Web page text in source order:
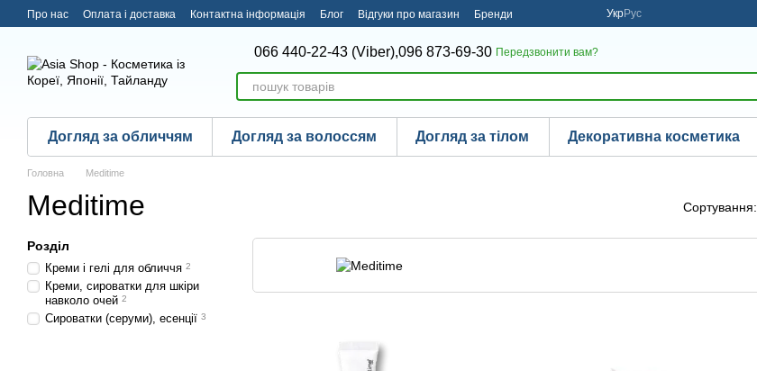
Перейти до основного контенту
Про нас Оплата і доставка Контактна інформація Блог Відгуки про магазин Бренди УкрРус
066 440-22-43 (Viber),096 873-69-30 Передзвонити вам?
Догляд за обличчям Догляд за волоссям Догляд за тілом Декоративна косметика
Головна Meditime
Meditime Сортування:
Розділ
Креми і гелі для обличчя 2
Креми, сироватки для шкіри
навколо очей 2
Сироватки (серуми), есенції 3